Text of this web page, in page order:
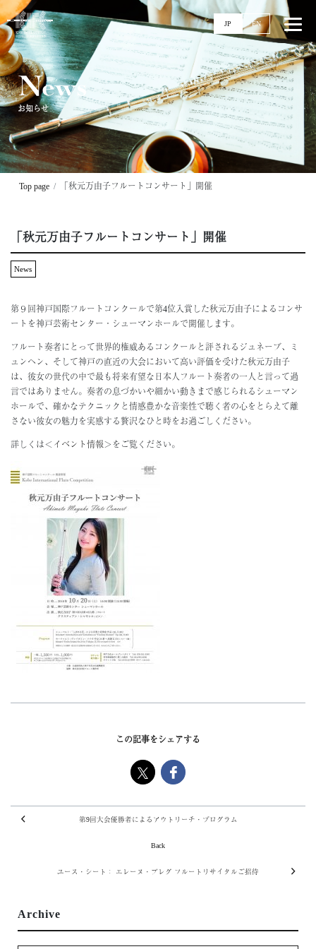
JP EN
News
お知らせ
Top page 「秋元万由子フルートコンサート」開催
「秋元万由子フルートコンサート」開催
News
第９回神戸国際フルートコンクールで第4位入賞した秋元万由子によるコンサ
ートを神戸芸術センター・シューマンホールで開催します。
フルート奏者にとって世界的権威あるコンクール と評されるジュネーブ、ミ
ュンヘン、そして神戸の直近の大会において高い評価を受けた秋元万由子
は、彼女の世代の中で最も将来有望な日本人フルート奏者の一人と言って過
言ではありません。奏者の息づかいや細かい動きま で感じられるシューマン
ホールで、確かなテクニックと情感豊かな音楽性で聴く者の心をとらえて離
さない彼女の魅力を実感する贅沢なひと時をお過ごしください。
詳しくは＜ イベント情報＞をご覧ください。
この記事をシェアする
第9回大会優勝者によるアウトリーチ・プログラム
Back
ユース・シート： エレーヌ・ブレグ フルートリサイタルご招待
Archive
Top
News
Events
Competitions
11回大会
実施要項
過去大会
About
ミッション・歴史
組織
地域・社会連携
神戸市
Support
サポーター一覧
ご寄附のお願い
Access
Contact